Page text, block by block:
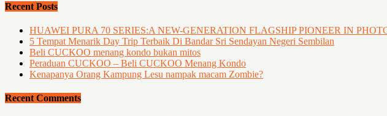
Recent Posts
HUAWEI PURA 70 SERIES:A NEW-GENERATION FLAGSHIP PIONEER IN
5 Tempat Menarik Day Trip Terbaik Di Bandar Sri Sendayan Negeri Sembilan
Beli CUCKOO menang kondo bukan mitos
Peraduan CUCKOO – Beli CUCKOO Menang Kondo
Kenapanya Orang Kampung Lesu nampak macam Zombie?
Recent Comments